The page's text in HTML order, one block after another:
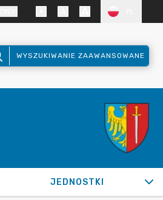
WYSZUKIWANIE ZAAWANSOWANE
JEDNOSTKI